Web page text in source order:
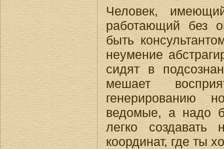
Человек,
работающий без
быть
неумение
сидят в
мешает
генерированию
ведомые, а надо
легко
координат, где ты